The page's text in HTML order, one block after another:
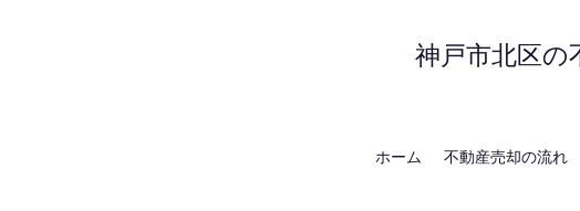
神戸市北区
ホーム 不動産売却の流れ